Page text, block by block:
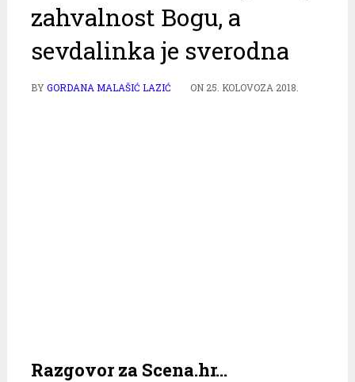
zahvalnost Bogu, a
sevdalinka je sverodna
BYGORDANA MALAŠIĆ LAZIĆ ON 25. KOLOVOZA 2018.
Razgovor za Scena.hr…